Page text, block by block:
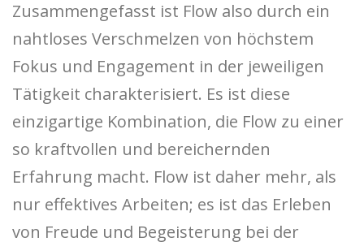
Zusammengefasst ist Flow also durch ein
nahtloses Verschmelzen von höchstem
Fokus und Engagement in der jeweiligen
Tätigkeit charakterisiert. Es ist diese
einzigartige Kombination, die Flow zu einer
so kraftvollen und bereichernden
Erfahrung macht. Flow ist daher mehr, als
nur effektives Arbeiten; es ist das Erleben
von Freude und Begeisterung bei der